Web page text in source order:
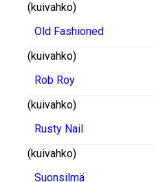
(kuivahko)
Old Fashioned
(kuivahko)
Rob Roy
(kuivahko)
Rusty Nail
(kuivahko)
Suonsilmä